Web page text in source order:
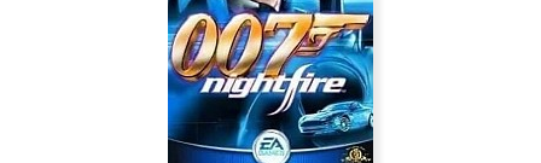
Drunken Fist — Totally Accurate
Beat ’em up